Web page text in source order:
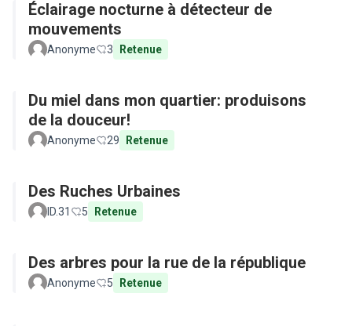
Éclairage nocturne à détecteur de
mouvements
Anonyme 3 Retenue
Du miel dans mon quartier: produisons
de la douceur!
Anonyme 29 Retenue
Des Ruches Urbaines
ID.31 5 Retenue
Des arbres pour la rue de la république
Anonyme 5 Retenue